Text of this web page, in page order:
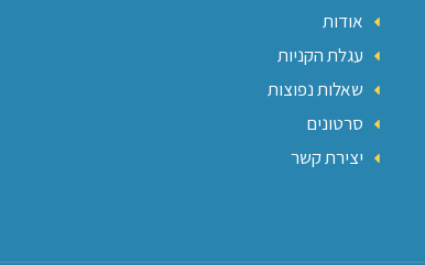
אודות
עגלת הקניות
שאלות נפוצות
סרטונים
יצירת קשר